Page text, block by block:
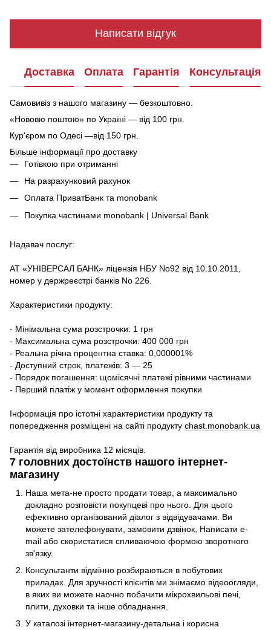
Написати відгук
Доставка Оплата Гарантія Консультація
Самовивіз з нашого магазину — безкоштовно.
«Нововю поштою» по Україні — від 100 грн.
Кур'єром по Одесі —від 150 грн.
Більше інформації про доставку
Готівкою при отриманні
На разрахунковий рахунок
Оплата ПриватБанк та monobank
Покупка частинами monobank | Universal Bank
Надавач послуг:
АТ «УНІВЕРСАЛ БАНК» ліцензія НБУ No92 від 10.10.2011,
номер у держреєстрі банків No 226.
Характеристики продукту:
- Мінімальна сума розстрочки: 1 грн
- Максимальна сума розстрочки: 400 000 грн
- Реальна річна процентна ставка: 0,000001%
- Доступний строк, платежів: 3 — 25
- Порядок погашення: щомісячні платежі рівними частинами
- Перший платіж у момент оформлення покупки
Інформація про істотні характеристики продукту та
попередження розміщені на сайті продукту chast.monobank.ua
Гарантія від виробника 12 місяців.
7 головних достоїнств нашого інтернет-
магазину
Наша мета-не просто продати товар, а максимально
докладно розповісти покупцеві про нього. Для цього
ефективно організований діалог з відвідувачами. Ви
можете зателефонувати, замовити дзвінок, Написати e-
mail або скористатися спливаючою формою зворотного
зв'язку.
Консультанти відмінно розбираються в побутових
приладах. Для зручності клієнтів ми знімаємо відеоогляди,
в яких ви можете наочно побачити мікрохвильові печі,
плити, духовки та інше обладнання.
У каталозі інтернет-магазину-детальна і корисна